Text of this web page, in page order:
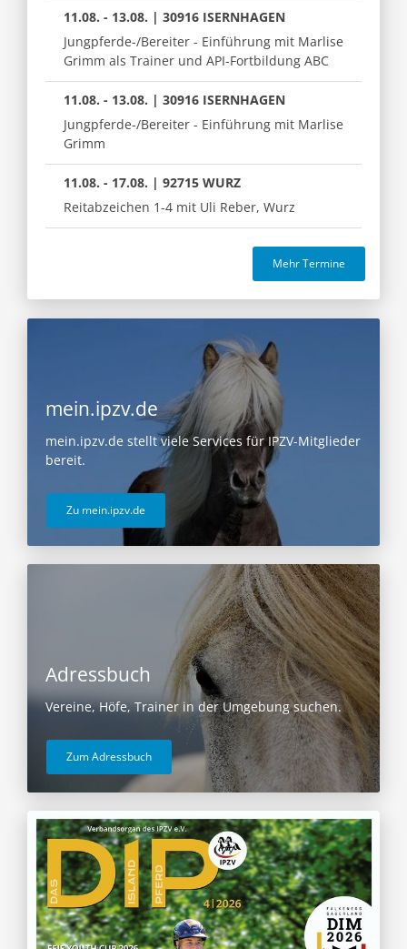
11.08. - 13.08. | 30916 ISERNHAGEN
Jungpferde-/Bereiter - Einführung mit Marlise
Grimm als Trainer und API-Fortbildung ABC
11.08. - 13.08. | 30916 ISERNHAGEN
Jungpferde-/Bereiter - Einführung mit Marlise
Grimm
11.08. - 17.08. | 92715 WURZ
Reitabzeichen 1-4 mit Uli Reber, Wurz
Mehr Termine
mein.ipzv.de
mein.ipzv.de stellt viele Services für IPZV-Mitglieder
bereit.
Zu mein.ipzv.de
Adressbuch
Vereine, Höfe, Trainer in der Umgebung suchen.
Zum Adressbuch